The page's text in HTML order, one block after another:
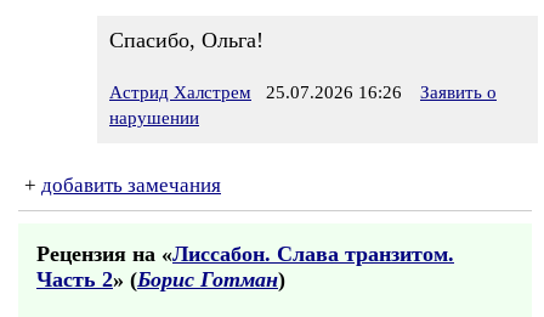
Спасибо, Ольга!
Астрид Халстрем 25.07.2026 16:26
Заявить о
нарушении
+ добавить замечания
Рецензия на «Лиссабон. Слава транзитом.
Часть 2» (Борис Готман)